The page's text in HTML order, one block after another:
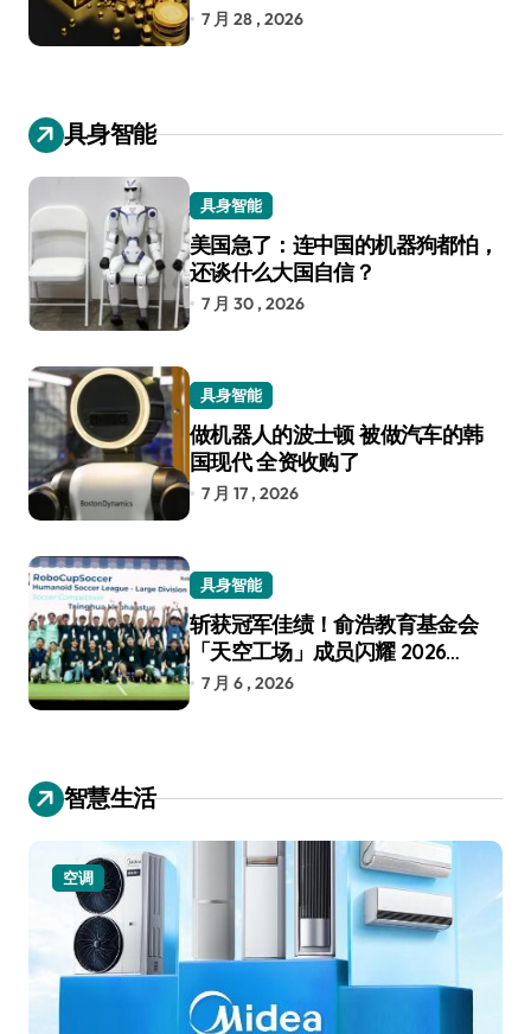
7 月 28 , 2026
具身智能
具身智能
美国急了：连中国的机器狗都怕，
还谈什么大国自信？
7 月 30 , 2026
具身智能
做机器人的波士顿 被做汽车的韩
国现代 全资收购了
7 月 17 , 2026
具身智能
斩获冠军佳绩！俞浩教育基金会
「天空工场」成员闪耀 2026
RoboCup 机器人世界杯
7 月 6 , 2026
智慧生活
空调